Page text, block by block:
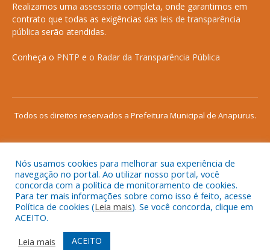
Realizamos uma assessoria completa, onde garantimos em
contrato que todas as exigências das leis de transparência
pública serão atendidas.
Conheça o PNTP e o Radar da Transparência Pública
Todos os direitos reservados a Prefeitura Municipal de Anapurus.
Mapa do Site
Acessar Área Administrativa
Acessar o Webmail
Nós usamos cookies para melhorar sua experiência de
navegação no portal. Ao utilizar nosso portal, você
concorda com a política de monitoramento de cookies.
Para ter mais informações sobre como isso é feito, acesse
Política de cookies (Leia mais). Se você concorda, clique em
ACEITO.
Leia mais
ACEITO